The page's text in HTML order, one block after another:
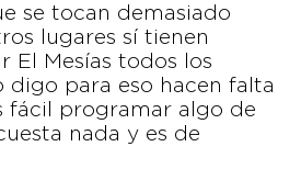
se tocan demasiado
lugares sí tienen
El Mesías todos los
digo para eso hacen falta
fácil programar algo de
nada y es de